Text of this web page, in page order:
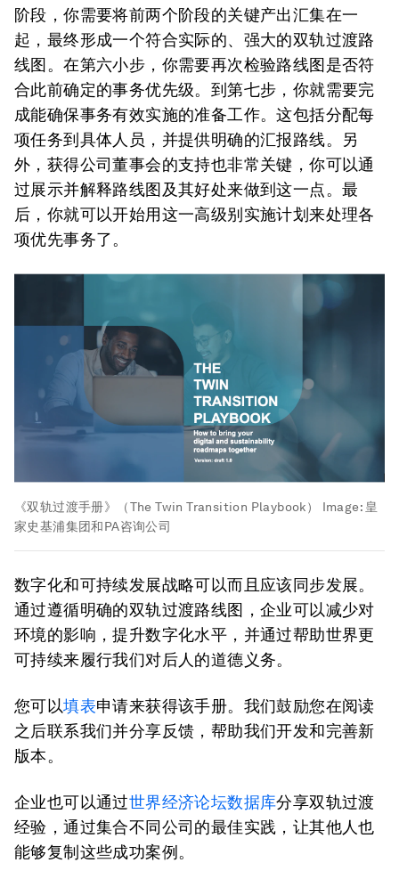
阶段，你需要将前两个阶段的关键产出汇集在一
起，最终形成一个符合实际的、强大的双轨过渡路
线图。在第六小步，你需要再次检验路线图是否符
合此前确定的事务优先级。到第七步，你就需要完
成能确保事务有效实施的准备工作。这包括分配每
项任务到具体人员，并提供明确的汇报路线。另
外，获得公司董事会的支持也非常关键，你可以通
过展示并解释路线图及其好处来做到这一点。最
后，你就可以开始用这一高级别实施计划来处理各
项优先事务了。
《双轨过渡手册》（The Twin Transition Playbook） Image: 皇
家史基浦集团和PA咨询公司
数字化和可持续发展战略可以而且应该同步发展。
通过遵循明确的双轨过渡路线图，企业可以减少对
环境的影响，提升数字化水平，并通过帮助世界更
可持续来履行我们对后人的道德义务。
您可以填表申请来获得该手册。我们鼓励您在阅读
之后联系我们并分享反馈，帮助我们开发和完善新
版本。
企业也可以通过世界经济论坛数据库分享双轨过渡
经验，通过集合不同公司的最佳实践，让其他人也
能够复制这些成功案例。